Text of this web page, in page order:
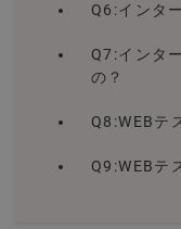
Q6:インタ
Q7:インタ
の？
Q8:WEBテ
Q9:WEBテ